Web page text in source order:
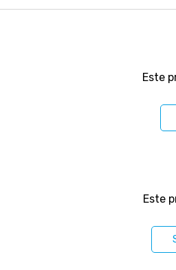
Este
Este